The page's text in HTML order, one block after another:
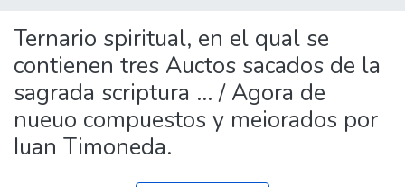
All of DSpace
Statistics
Ternario spiritual, en el qual se
contienen tres Auctos sacados de la
sagrada scriptura ... / Agora de
nueuo compuestos y meiorados por
Iuan Timoneda.